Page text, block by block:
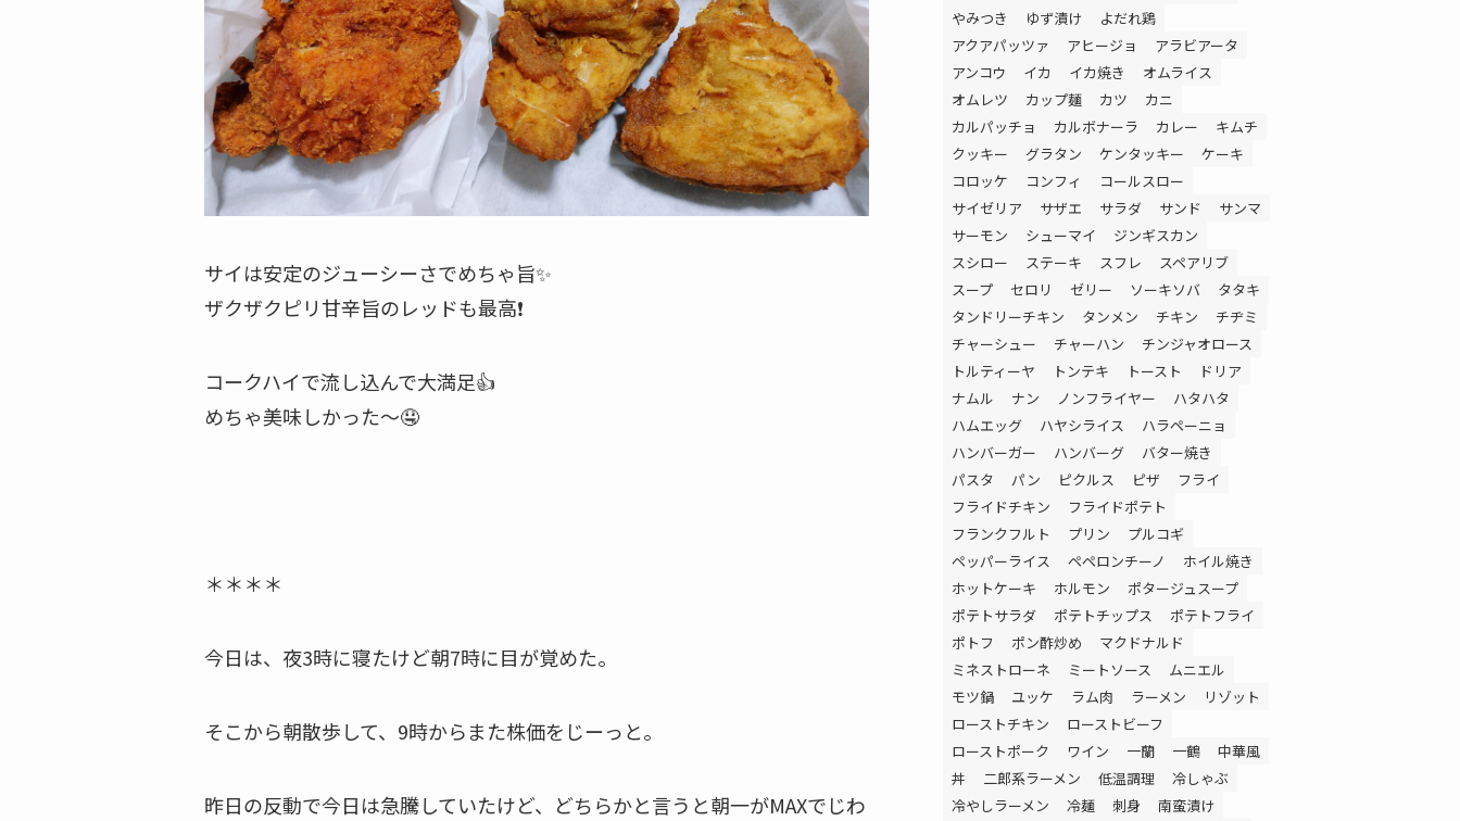
サイは安定のジューシーさでめちゃ旨✨️
ザクザクピリ甘辛旨のレッドも最高❗️
コークハイで流し込んで大満足👍
めちゃ美味しかった〜🤤
＊＊＊＊
今日は、夜3時に寝たけど朝7時に目が覚めた。
そこから朝散歩して、9時からまた株価をじーっと。
昨日の反動で今日は急騰していたけど、どちらかと言うと朝一がMAXでじわ
やみつき
ゆず漬け
よだれ鶏
アクアパッツァ
アヒージョ
アラビアータ
アンコウ
イカ イカ焼き
オムライス
オムレツ
カップ麺 カツ
カニ
カルパッチョ
カルボナーラ カレー
キムチ
クッキー
グラタン ケンタッキー
ケーキ
コロッケ
コンフィ
コールスロー
サイゼリア
サザエ サラダ サンド
サンマ
サーモン
シューマイ
ジンギスカン
スシロー
ステーキ スフレ
スペアリブ
スープ
セロリ ゼリー ソーキソバ
タタキ
タンドリーチキン
タンメン チキン
チヂミ
チャーシュー
チャーハン
チンジャオロース
トルティーヤ
トンテキ トースト
ドリア
ナムル
ナン ノンフライヤー
ハタハタ
ハムエッグ
ハヤシライス
ハラペーニョ
ハンバーガー
ハンバーグ
バター焼き
パスタ
パン ピクルス ピザ
フライ
フライドチキン
フライドポテト
フランクフルト
プリン
プルコギ
ペッパーライス
ペペロンチーノ
ホイル焼き
ホットケーキ
ホルモン
ポタージュスープ
ポテトサラダ
ポテトチップス
ポテトフライ
ポトフ
ポン酢炒め
マクドナルド
ミネストローネ
ミートソース
ムニエル
モツ鍋
ユッケ ラム肉 ラーメン
リゾット
ローストチキン
ローストビーフ
ローストポーク
ワイン 一蘭 一鶴
中華風
丼
二郎系ラーメン 低温調理
冷しゃぶ
冷やしラーメン
冷麺 刺身
南蛮漬け